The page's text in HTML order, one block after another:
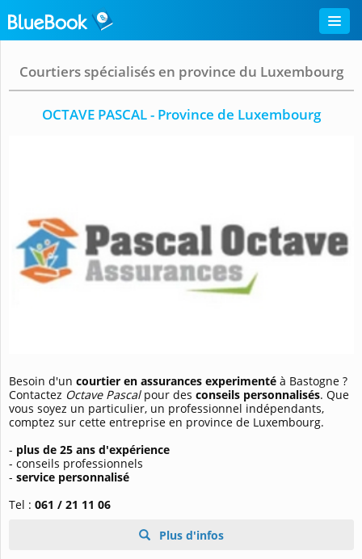
Courtiers spécialisés en province du Luxembourg
OCTAVE PASCAL - Province de Luxembourg
Besoin d'un courtier en assurances experimenté à Bastogne ?
Contactez Octave Pascal pour des conseils personnalisés. Que
vous soyez un particulier, un professionnel indépendants,
comptez sur cette entreprise en province de Luxembourg.
- plus de 25 ans d'expérience
- conseils professionnels
- service personnalisé
Tel : 061 / 21 11 06
Plus d'infos